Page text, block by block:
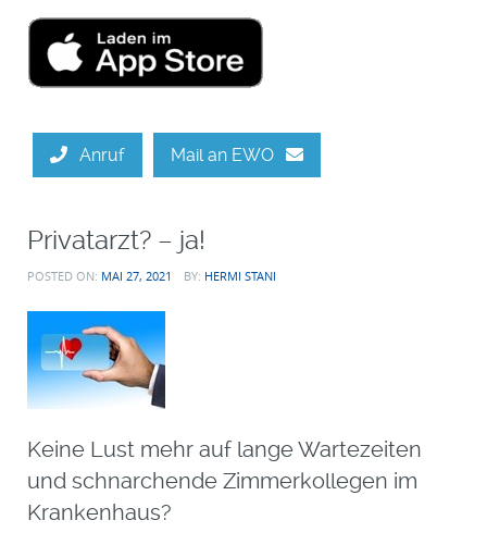
Anruf Mail an EWO
Privatarzt? – ja!
POSTED ON: MAI 27, 2021 BY: HERMI STANI
Keine Lust mehr auf lange Wartezeiten
und schnarchende Zimmerkollegen im
Krankenhaus?